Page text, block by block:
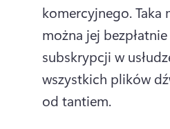
komercyjnego. Taka
można jej
subskrypcji w
wszystkich plików
od tantiem.